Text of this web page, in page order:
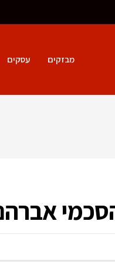
מבזקים עסקים